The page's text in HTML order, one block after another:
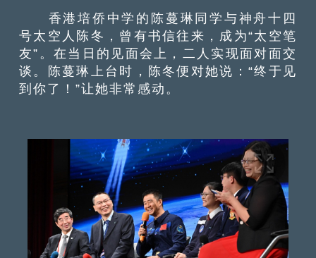
香港培侨中学的陈蔓琳同学与神舟十四
号太空人陈冬，曾有书信往来，成为“太空笔
友”。在当日的见面会上，二人实现面对面交
谈。陈蔓琳上台时，陈冬便对她说：“终于见
到你了！”让她非常感动。